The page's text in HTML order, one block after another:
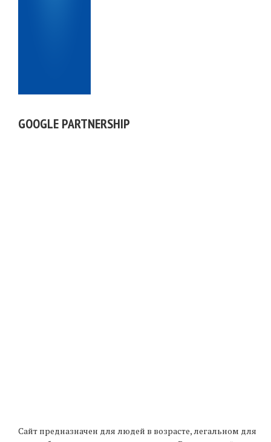
GOOGLE PARTNERSHIP
Сайт предназначен для людей в возрасте, легальном для